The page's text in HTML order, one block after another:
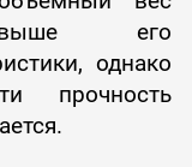
его
однако
прочность